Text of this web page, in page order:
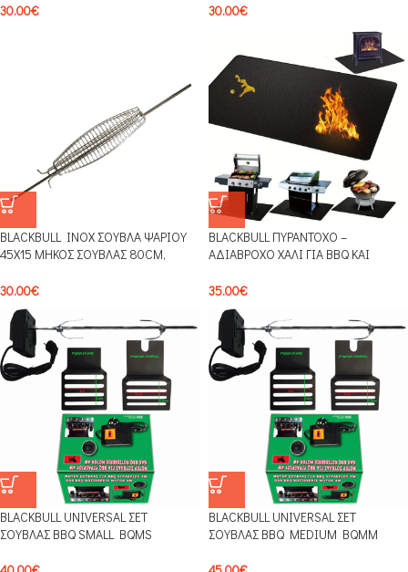
30.00€ 30.00€
BLACKBULL INOX ΣΟΥΒΛΑ ΨΑΡΙΟΥ
45Χ15 ΜΗΚΟΣ ΣΟΥΒΛΑΣ 80CM,
30.00€
BLACKBULL ΠΥΡΑΝΤΟΧΟ –
ΑΔΙΑΒΡΟΧΟ ΧΑΛΙ ΓΙΑ BBQ ΚΑΙ
35.00€
BLACKBULL UNIVERSAL ΣΕΤ
ΣΟΥΒΛΑΣ BBQ SMALL BQMS
BLACKBULL UNIVERSAL ΣΕΤ
ΣΟΥΒΛΑΣ BBQ MEDIUM BQMM